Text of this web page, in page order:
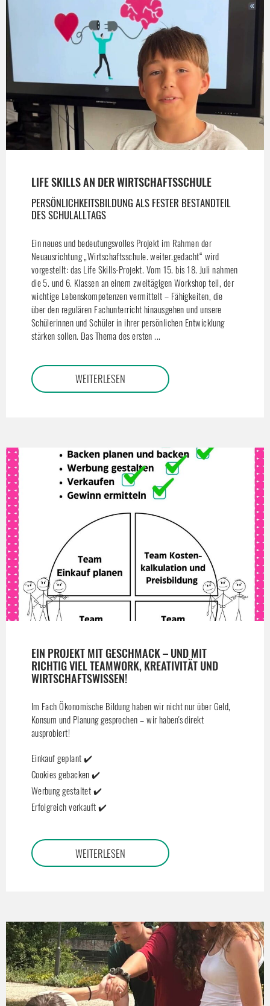
LIFE SKILLS AN DER WIRTSCHAFTSSCHULE
PERSÖNLICHKEITSBILDUNG ALS FESTER BESTANDTEIL
DES SCHULALLTAGS
Ein neues und bedeutungsvolles Projekt im Rahmen der
Neuausrichtung „Wirtschaftsschule. weiter.gedacht“ wird
vorgestellt: das Life Skills-Projekt. Vom 15. bis 18. Juli nahmen
die 5. und 6. Klassen an einem zweitägigen Workshop teil, der
wichtige Lebenskompetenzen vermittelt – Fähigkeiten, die
über den regulären Fachunterricht hinausgehen und unsere
Schülerinnen und Schüler in ihrer persönlichen Entwicklung
stärken sollen. Das Thema des ersten ...
WEITERLESEN
EIN PROJEKT MIT GESCHMACK – UND MIT
RICHTIG VIEL TEAMWORK, KREATIVITÄT UND
WIRTSCHAFTSWISSEN!
Im Fach Ökonomische Bildung haben wir nicht nur über Geld,
Konsum und Planung gesprochen – wir haben's direkt
ausprobiert!
Einkauf geplant ✔️
Cookies gebacken ✔️
Werbung gestaltet ✔️
Erfolgreich verkauft ✔️
WEITERLESEN